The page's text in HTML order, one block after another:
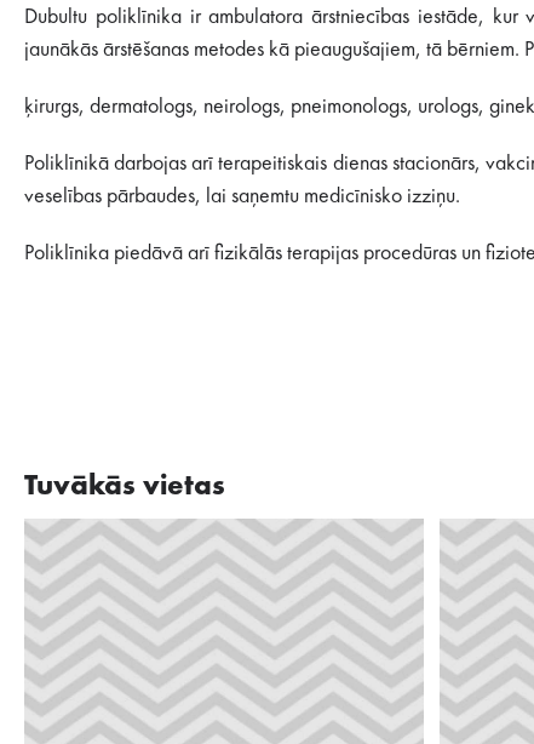
Dubultu poliklīnika ir ambulatora ārstniecības iestāde, kur
jaunākās ārstēšanas metodes kā pieaugušajiem, tā bērniem.
ķirurgs, dermatologs, neirologs, pneimonologs, urologs,
Poliklīnikā darbojas arī terapeitiskais dienas stacionārs,
veselības pārbaudes, lai saņemtu medicīnisko izziņu.
Poliklīnika piedāvā arī fizikālās terapijas procedūras un
Tuvākās vietas